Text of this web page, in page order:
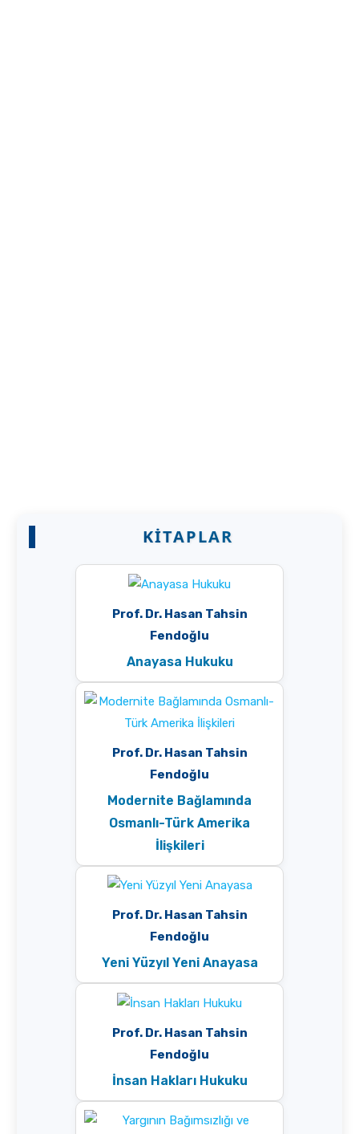
KITAPLAR
Prof. Dr. Hasan Tahsin
Fendoğlu
Anayasa Hukuku
Prof. Dr. Hasan Tahsin
Fendoğlu
Modernite Bağlamında
Osmanlı-Türk Amerika
İlişkileri
Prof. Dr. Hasan Tahsin
Fendoğlu
Yeni Yüzyıl Yeni Anayasa
Prof. Dr. Hasan Tahsin
Fendoğlu
İnsan Hakları Hukuku